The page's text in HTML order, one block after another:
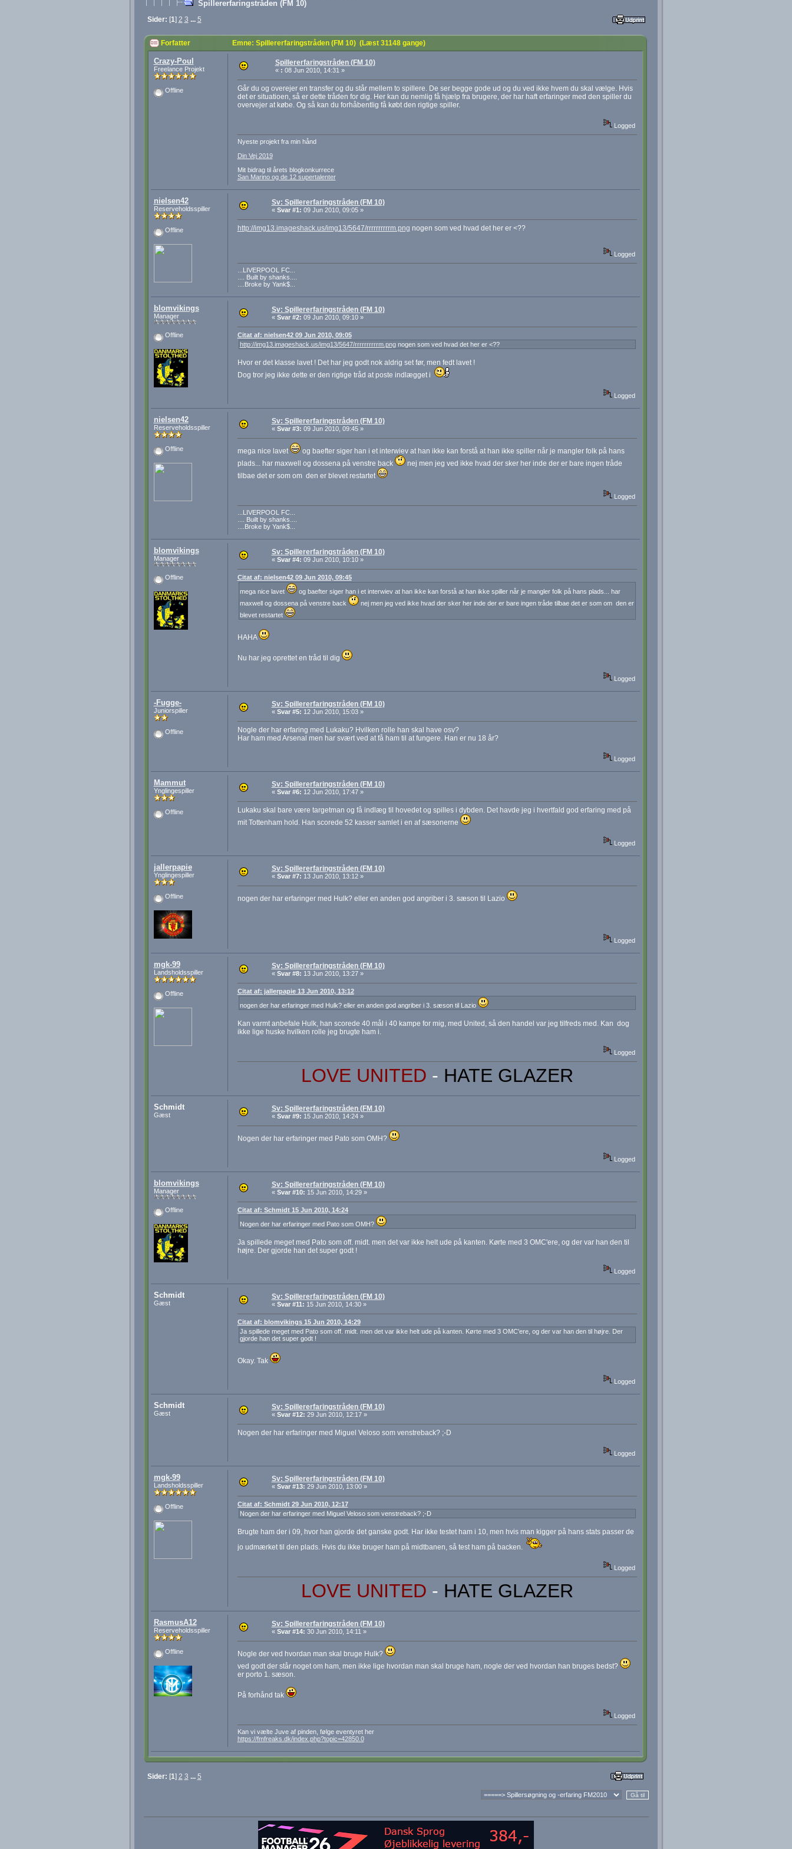
Spillererfaringstråden (FM 10)
Sider: [1] 2 3 ... 5
Forfatter Emne: Spillererfaringstråden (FM 10) (Læst 31148 gange)
Crazy-Poul
Freelance Projekt
Offline
Spillererfaringstråden (FM 10)
« : 08 Jun 2010, 14:31 »
Går du og overejer en transfer og du står mellem to spillere. De ser begge gode ud og du ved ikke hvem du skal vælge. Hvis
det er situatioen, så er dette tråden for dig. Her kan du nemlig få hjælp fra brugere, der har haft erfaringer med den spiller du
overvejer at købe. Og så kan du forhåbentlig få købt den rigtige spiller.
Logged
Nyeste projekt fra min hånd
Din Vej 2019
Mit bidrag til årets blogkonkurrece
San Marino og de 12 supertalenter
nielsen42
Reserveholdsspiller
Offline
Sv: Spillererfaringstråden (FM 10)
« Svar #1: 09 Jun 2010, 09:05 »
http://img13.imageshack.us/img13/5647/rrrrrrrrrrm.png nogen som ved hvad det her er <??
Logged
...LIVERPOOL FC...
.... Built by shanks....
....Broke by Yank$...
blomvikings
Manager
Offline
Sv: Spillererfaringstråden (FM 10)
« Svar #2: 09 Jun 2010, 09:10 »
Citat af: nielsen42 09 Jun 2010, 09:05
http://img13.imageshack.us/img13/5647/rrrrrrrrrrm.pngnogen som ved hvad det her er <??
Hvor er det klasse lavet ! Det har jeg godt nok aldrig set før, men fedt lavet !
Dog tror jeg ikke dette er den rigtige tråd at poste indlægget i
Logged
nielsen42
Reserveholdsspiller
Offline
Sv: Spillererfaringstråden (FM 10)
« Svar #3: 09 Jun 2010, 09:45 »
mega nice lavet
og baefter siger han i et interwiev at han ikke kan forstå at han ikke spiller når je mangler folk på hans
plads... har maxwell og dossena på venstre back
nej men jeg ved ikke hvad der sker her inde der er bare ingen tråde
tilbae det er som om den er blevet restartet
Logged
...LIVERPOOL FC...
.... Built by shanks....
....Broke by Yank$...
blomvikings
Manager
Offline
Sv: Spillererfaringstråden (FM 10)
« Svar #4: 09 Jun 2010, 10:10 »
Citat af: nielsen42 09 Jun 2010, 09:45
mega nice lavet
og baefter siger han i et interwiev at han ikke kan forstå at han ikke spiller når je mangler folk på hans plads... har
maxwell og dossena på venstre back
nej men jeg ved ikke hvad der sker her inde der er bare ingen tråde tilbae det er som om den er
blevet restartet
HAHA
Nu har jeg oprettet en tråd til dig
Logged
-Fugge-
Juniorspiller
Offline
Sv: Spillererfaringstråden (FM 10)
« Svar #5: 12 Jun 2010, 15:03 »
Nogle der har erfaring med Lukaku? Hvilken rolle han skal have osv?
Har ham med Arsenal men har svært ved at få ham til at fungere. Han er nu 18 år?
Logged
Mammut
Ynglingespiller
Offline
Sv: Spillererfaringstråden (FM 10)
« Svar #6: 12 Jun 2010, 17:47 »
Lukaku skal bare være targetman og få indlæg til hovedet og spilles i dybden. Det havde jeg i hvertfald god erfaring med på
mit Tottenham hold. Han scorede 52 kasser samlet i en af sæsonerne
Logged
jallerpapie
Ynglingespiller
Offline
Sv: Spillererfaringstråden (FM 10)
« Svar #7: 13 Jun 2010, 13:12 »
nogen der har erfaringer med Hulk? eller en anden god angriber i 3. sæson til Lazio
Logged
mgk-99
Landsholdsspiller
Offline
Sv: Spillererfaringstråden (FM 10)
« Svar #8: 13 Jun 2010, 13:27 »
Citat af: jallerpapie 13 Jun 2010, 13:12
nogen der har erfaringer med Hulk? eller en anden god angriber i 3. sæson til Lazio
Kan varmt anbefale Hulk, han scorede 40 mål i 40 kampe for mig, med United, så den handel var jeg tilfreds med. Kan dog
ikke lige huske hvilken rolle jeg brugte ham i.
Logged
LOVE UNITED - HATE GLAZER
Schmidt
Gæst
Sv: Spillererfaringstråden (FM 10)
« Svar #9: 15 Jun 2010, 14:24 »
Nogen der har erfaringer med Pato som OMH?
Logged
blomvikings
Manager
Offline
Sv: Spillererfaringstråden (FM 10)
« Svar #10: 15 Jun 2010, 14:29 »
Citat af: Schmidt 15 Jun 2010, 14:24
Nogen der har erfaringer med Pato som OMH?
Ja spillede meget med Pato som off. midt. men det var ikke helt ude på kanten. Kørte med 3 OMC'ere, og der var han den til
højre. Der gjorde han det super godt !
Logged
Schmidt
Gæst
Sv: Spillererfaringstråden (FM 10)
« Svar #11: 15 Jun 2010, 14:30 »
Citat af: blomvikings 15 Jun 2010, 14:29
Ja spillede meget med Pato som off. midt. men det var ikke helt ude på kanten. Kørte med 3 OMC'ere, og der var han den til højre. Der
gjorde han det super godt !
Okay. Tak
Logged
Schmidt
Gæst
Sv: Spillererfaringstråden (FM 10)
« Svar #12: 29 Jun 2010, 12:17 »
Nogen der har erfaringer med Miguel Veloso som venstreback? ;-D
Logged
mgk-99
Landsholdsspiller
Offline
Sv: Spillererfaringstråden (FM 10)
« Svar #13: 29 Jun 2010, 13:00 »
Citat af: Schmidt 29 Jun 2010, 12:17
Nogen der har erfaringer med Miguel Veloso som venstreback? ;-D
Brugte ham der i 09, hvor han gjorde det ganske godt. Har ikke testet ham i 10, men hvis man kigger på hans stats passer de
jo udmærket til den plads. Hvis du ikke bruger ham på midtbanen, så test ham på backen.
Logged
LOVE UNITED - HATE GLAZER
RasmusA12
Reserveholdsspiller
Offline
Sv: Spillererfaringstråden (FM 10)
« Svar #14: 30 Jun 2010, 14:11 »
Nogle der ved hvordan man skal bruge Hulk?
ved godt der står noget om ham, men ikke lige hvordan man skal bruge ham, nogle der ved hvordan han bruges bedst?
er porto 1. sæson.
På forhånd tak
Logged
Kan vi vælte Juve af pinden, følge eventyret her
https://fmfreaks.dk/index.php?topic=42850.0
Sider: [1] 2 3 ... 5